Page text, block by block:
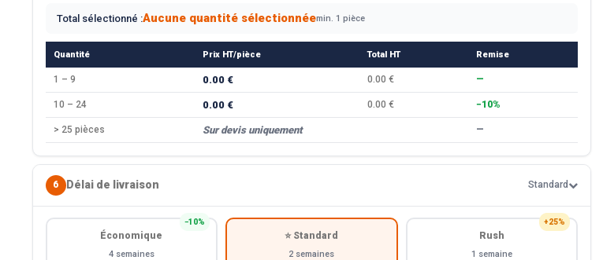
Total sélectionné :Aucune quantité sélectionnéemin. 1 pièce
Quantité Prix HT/pièce Total HT Remise
1 – 9 0.00 € 0.00 € —
10 – 24 0.00 € 0.00 € −10%
> 25 pièces Sur devis uniquement —
6 Délai de livraison Standard
−10%
Économique
4 semaines
⭐ Standard
2 semaines
+25%
Rush
1 semaine